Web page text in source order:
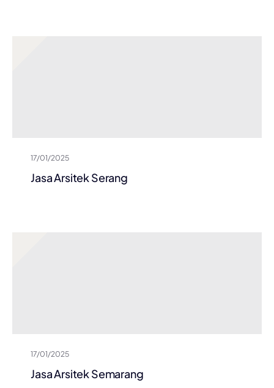
17/01/2025
Jasa Arsitek Serang
17/01/2025
Jasa Arsitek Semarang